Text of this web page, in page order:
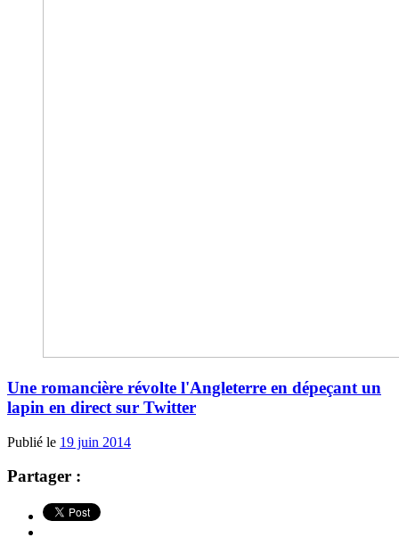
Une romancière révolte l'Angleterre en dépeçant un
lapin en direct sur Twitter
Publié le 19 juin 2014
Partager :